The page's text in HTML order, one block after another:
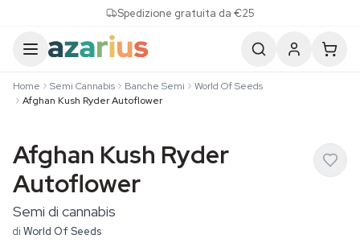
Spedizione gratuita da €25
Home Semi Cannabis Banche Semi
World Of Seeds
Afghan Kush Ryder Autoflower
Afghan Kush Ryder
Autoflower
Semi di cannabis
di World Of Seeds